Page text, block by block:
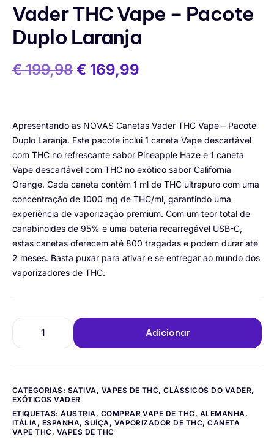
Vader THC Vape – Pacote
Duplo Laranja
€199,98 € 169,99
Apresentando as NOVAS Canetas Vader THC Vape – Pacote
Duplo Laranja. Este pacote inclui 1 caneta Vape descartável
com THC no refrescante sabor Pineapple Haze e 1 caneta
Vape descartável com THC no exótico sabor California
Orange. Cada caneta contém 1 ml de THC ultrapuro com uma
concentração de 1000 mg de THC/ml, garantindo uma
experiência de vaporização premium. Com um teor total de
canabinoides de 95% e uma bateria recarregável USB-C,
estas canetas oferecem até 800 tragadas e podem durar até
2 meses. Basta puxar para ativar e se entregar ao mundo dos
vaporizadores de THC.
Adicionar
CATEGORIAS: SATIVA , VAPES DE THC,CLÁSSICOS DO VADER,
EXÓTICOS VADER
ETIQUETAS:ÁUSTRIA , COMPRAR VAPE DE THC, ALEMANHA ,
ITÁLIA , ESPANHA,SUÍÇA , VAPORIZADOR DE THC,CANETA
VAPE THC, VAPES DE THC